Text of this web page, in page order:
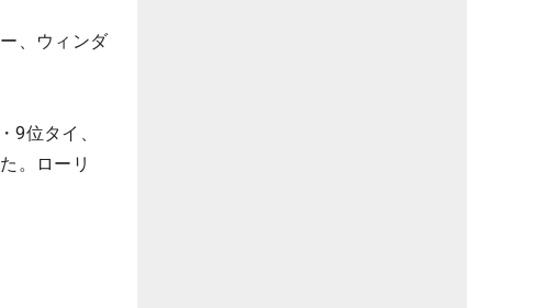
、ウィンダ
9位タイ、
。ローリ